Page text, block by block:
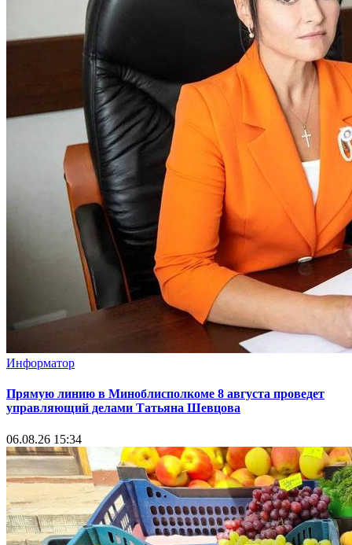
Информатор
Прямую линию в Миноблисполкоме 8 августа проведет
управляющий делами Татьяна Шевцова
06.08.26 15:34